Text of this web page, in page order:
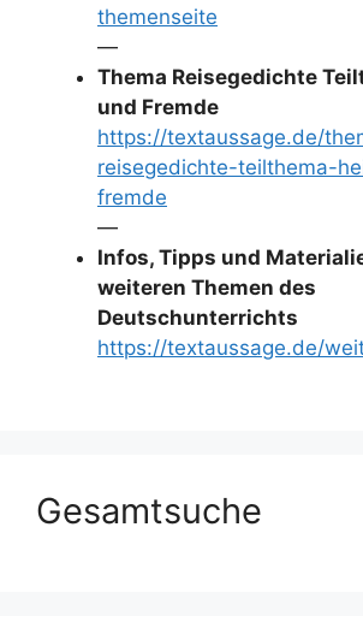
themenseite
—
Thema Reisegedichte
und Fremde
https://textaussage.de/
reisegedichte-teilthema-
fremde
—
Infos, Tipps und
weiteren Themen des
Deutschunterrichts
https://textaussage.de/
Gesamtsuche